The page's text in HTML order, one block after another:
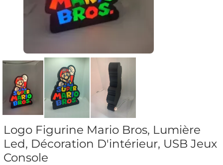
Logo Figurine Mario Bros, Lumière
Led, Décoration D'intérieur, USB Jeux
Console